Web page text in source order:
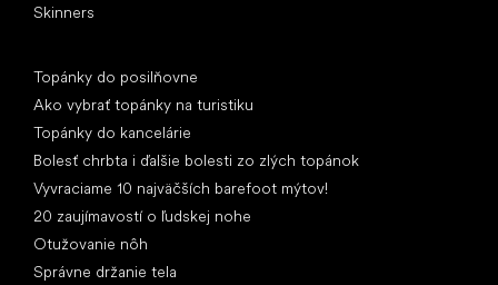
Skinners
Topánky do posilňovne
Ako vybrať topánky na turistiku
Topánky do kancelárie
Bolesť chrbta i ďalšie bolesti zo zlých topánok
Vyvraciame 10 najväčších barefoot mýtov!
20 zaujímavostí o ľudskej nohe
Otužovanie nôh
Správne držanie tela